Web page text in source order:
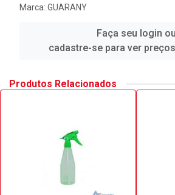
Marca: GUARANY
Faça seu login ou
cadastre-se para ver
Produtos Relacionados